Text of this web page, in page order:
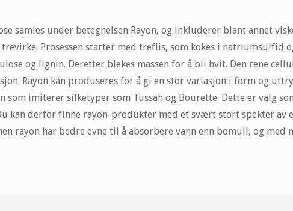
samles under betegnelsen Rayon, og inkluderer blant annet
Prosessen starter med treflis, som kokes i natriumsulfid
og lignin. Deretter blekes massen for å bli hvit. Den rene
Rayon kan produseres for å gi en stor variasjon i form og
imiterer silketyper som Tussah og Bourette. Dette er valg
kan derfor finne rayon-produkter med et svært stort spekter av
rayon har bedre evne til å absorbere vann enn bomull, og med